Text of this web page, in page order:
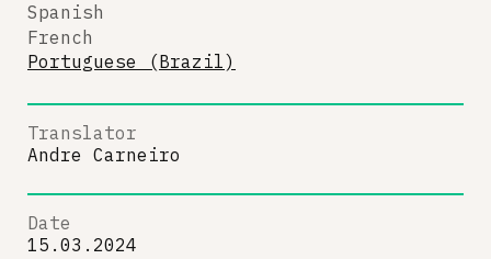
Spanish
French
Portuguese (Brazil)
Translator
Andre Carneiro
Date
15.03.2024